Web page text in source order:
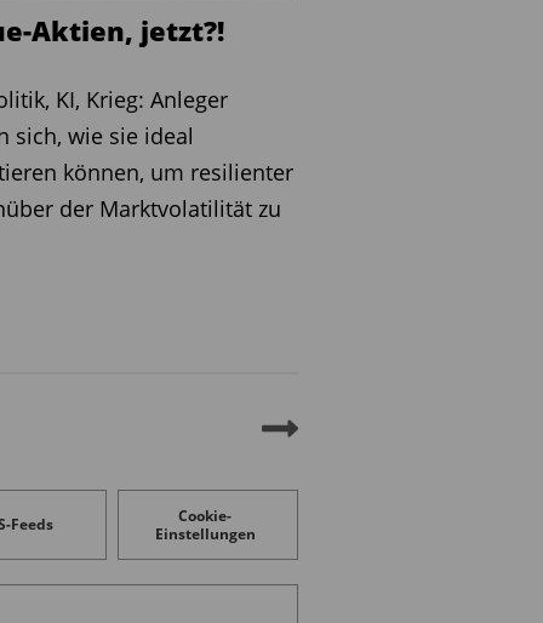
Aktien, jetzt?!
KI, Krieg: Anleger
sich, wie sie ideal
können, um resilienter
der Marktvolatilität zu
Feeds
Cookie-
Einstellungen